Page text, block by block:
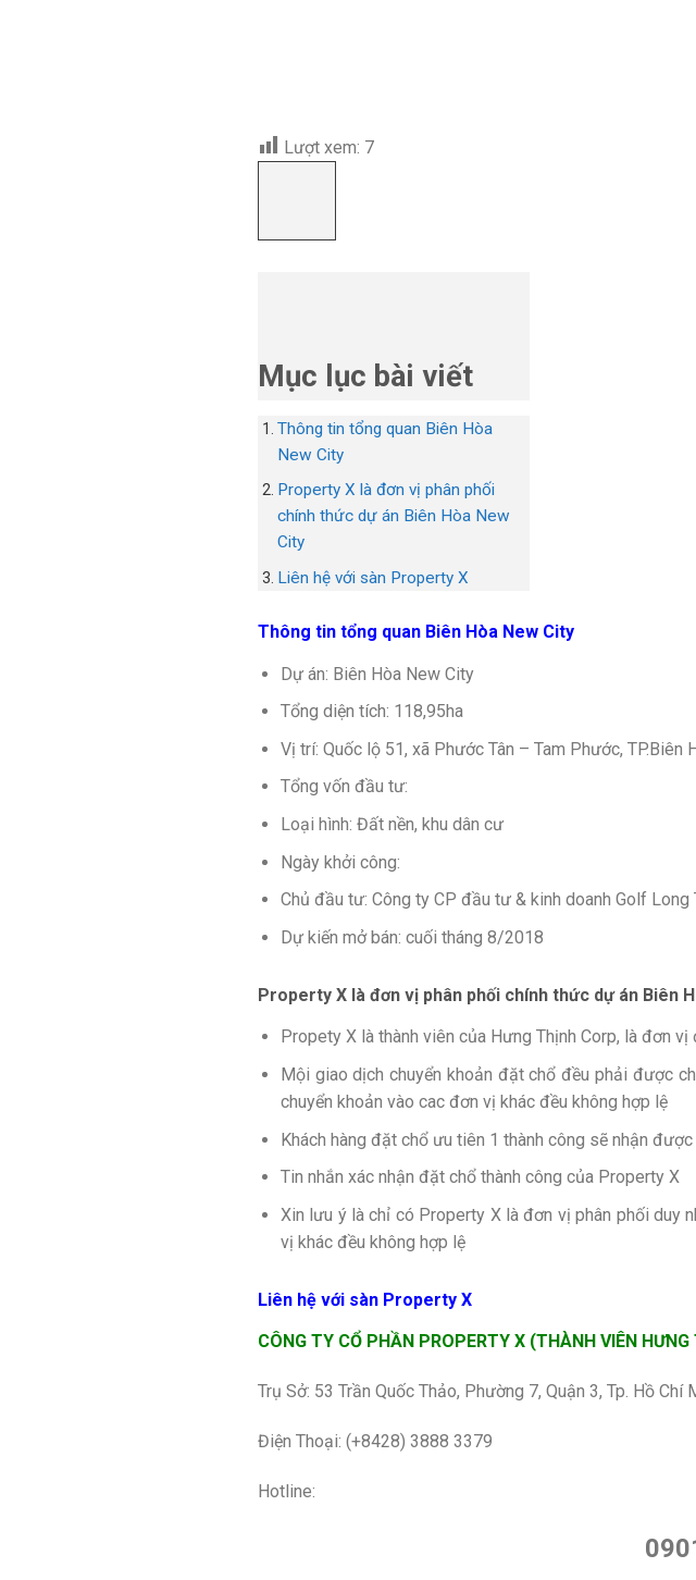
Lượt xem: 7
Mục lục bài viết
Thông tin tổng quan Biên Hòa
New City
Property X là đơn vị phân phối
chính thức dự án Biên Hòa New
City
Liên hệ với sàn Property X
Thông tin tổng quan Biên Hòa New City
Dự án: Biên Hòa New City
Tổng diện tích: 118,95ha
Vị trí: Quốc lộ 51, xã Phước Tân – Tam Phước, TP.Biên
Tổng vốn đầu tư:
Loại hình: Đất nền, khu dân cư
Ngày khởi công:
Chủ đầu tư: Công ty CP đầu tư & kinh doanh Golf Long
Dự kiến mở bán: cuối tháng 8/2018
Property X là đơn vị phân phối chính thức dự án Biên
Propety X là thành viên của Hưng Thịnh Corp, là đơn
Mội giao dịch chuyển khoản đặt chổ đều phải được
chuyển khoản vào cac đơn vị khác đều không hợp lệ
Khách hàng đặt chổ ưu tiên 1 thành công sẽ nhận
Tin nhắn xác nhận đặt chổ thành công của Property X
Xin lưu ý là chỉ có Property X là đơn vị phân phối duy
vị khác đều không hợp lệ
Liên hệ với sàn Property X
CÔNG TY CỔ PHẦN PROPERTY X (THÀNH VIÊN
Trụ Sở: 53 Trần Quốc Thảo, Phường 7, Quận 3, Tp. Hồ Chí
Điện Thoại: (+8428) 3888 3379
Hotline: